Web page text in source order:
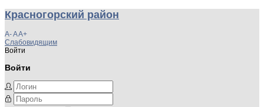
Красногорский район
A-AA+
Слабовидящим
Войти
Войти